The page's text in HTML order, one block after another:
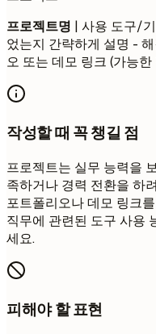
프로젝트명 | 사용 도구/
었는지 간략하게 설명 -
오 또는 데모 링크 (가능한
작성할 때 꼭 챙길 점
프로젝트는 실무 능력을
족하거나 경력 전환을 하
포트폴리오나 데모 링크
직무에 관련된 도구 사용
세요.
피해야 할 표현